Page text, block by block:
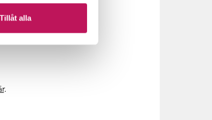
Tillåt alla
.